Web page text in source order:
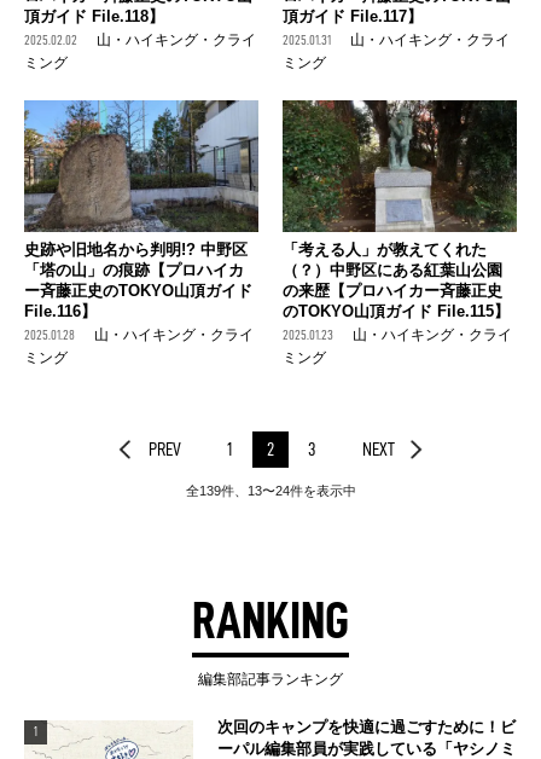
頂ガイド File.118】
2025.02.02
山・ハイキング・クライ
ミング
頂ガイド File.117】
2025.01.31
山・ハイキング・クライ
ミング
史跡や旧地名から判明!? 中野区
「塔の山」の痕跡【プロハイカ
ー斉藤正史のTOKYO山頂ガイド
File.116】
2025.01.28
山・ハイキング・クライ
ミング
「考える人」が教えてくれた
（？）中野区にある紅葉山公園
の来歴【プロハイカー斉藤正史
のTOKYO山頂ガイド File.115】
2025.01.23
山・ハイキング・クライ
ミング
PREV 1 2 3 NEXT
全139件、13〜24件を表示中
RANKING
編集部記事ランキング
1
次回のキャンプを快適に過ごすために！ビ
ーパル編集部員が実践している「ヤシノミ